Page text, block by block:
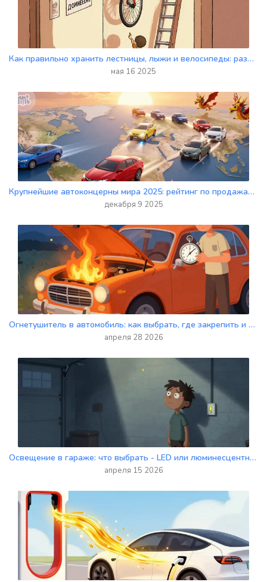
Как правильно хранить лестницы, лыжи и велосипеды: разметка, законы и лучшие решения для гаража и квартиры
мая 16 2025
Крупнейшие автоконцерны мира 2025: рейтинг по продажам и прибыли
декабря 9 2025
Огнетушитель в автомобиль: как выбрать, где закрепить и что требует закон
апреля 28 2026
Освещение в гараже: что выбрать - LED или люминесцентные лампы?
апреля 15 2026